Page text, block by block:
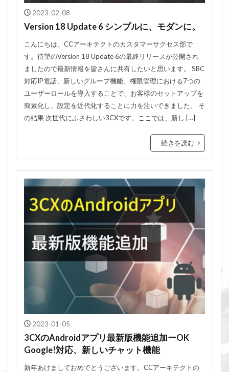
2023-02-08
Version 18 Update 6 シンプルに、モダンに。
こんにちは。CCアーキテクトのカスタマーサクセス部で
す。待望のVersion 18 Update 6の最終リリースが公開され
ましたので最新情報を皆さんに共有したいと思います。 SBC
対応IP電話、新しいグループ機能、権限管理における7つの
ユーザーロールを導入することで、お客様のセットアップを
簡素化し、設定を近代化することに力を注いできました。 そ
の結果 次世代にふさわしい3CXです。ここでは、新し […]
続きを読む
2023-01-05
3CXのAndroidアプリ最新版機能追加ーOK
Google!対応、新しいチャット機能
新年あけましておめでとうございます。CCアーキテクトの